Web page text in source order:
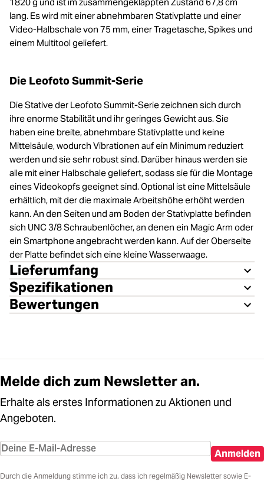
lang. Es wird mit einer abnehmbaren Stativplatte und einer
Video-Halbschale von 75 mm, einer Tragetasche, Spikes und
einem Multitool geliefert.
Die Leofoto Summit-Serie
Die Stative der Leofoto Summit-Serie zeichnen sich durch
ihre enorme Stabilität und ihr geringes Gewicht aus. Sie
haben eine breite, abnehmbare Stativplatte und keine
Mittelsäule, wodurch Vibrationen auf ein Minimum reduziert
werden und sie sehr robust sind. Darüber hinaus werden sie
alle mit einer Halbschale geliefert, sodass sie für die Montage
eines Videokopfs geeignet sind. Optional ist eine Mittelsäule
erhältlich, mit der die maximale Arbeitshöhe erhöht werden
kann. An den Seiten und am Boden der Stativplatte befinden
sich UNC 3/8 Schraubenlöcher, an denen ein Magic Arm oder
ein Smartphone angebracht werden kann. Auf der Oberseite
der Platte befindet sich eine kleine Wasserwaage.
Lieferumfang
Spezifikationen
Bewertungen
Melde dich zum Newsletter an.
Erhalte als erstes Informationen zu Aktionen und
Angeboten.
Anmelden
Durch die Anmeldung stimme ich zu, dass ich regelmäßig Newsletter sowie E-